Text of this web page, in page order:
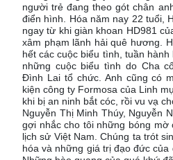
người trẻ đang theo gót chân
điển hình. Hóa năm nay 22 tuổi,
ngay từ khi giàn khoan HD981
xâm phạm lãnh hải quê hương.
hết các cuộc biểu tình, tuần
những cuộc biểu tình do Cha
Đình Lai tổ chức. Anh cũng có
kiện công ty Formosa của Linh
khi bị an ninh bắt cóc, rồi vu vạ
Nguyễn Thị Minh Thúy, Nguyễn
gợi nhắc cho tôi những bóng mờ
lịch sử Việt Nam. Chúng ta trót
hóa và những giá trị đạo đức